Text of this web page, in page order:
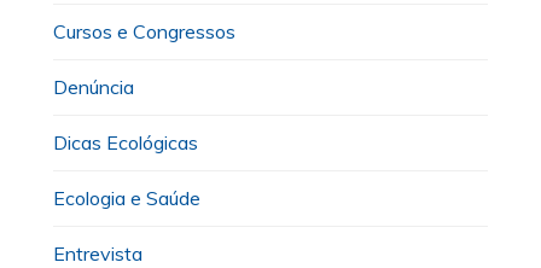
Cursos e Congressos
Denúncia
Dicas Ecológicas
Ecologia e Saúde
Entrevista